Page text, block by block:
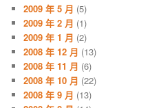
2009 年 5 月 (5)
2009 年 2 月 (1)
2009 年 1 月 (2)
2008 年 12 月 (13)
2008 年 11 月 (6)
2008 年 10 月 (22)
2008 年 9 月 (13)